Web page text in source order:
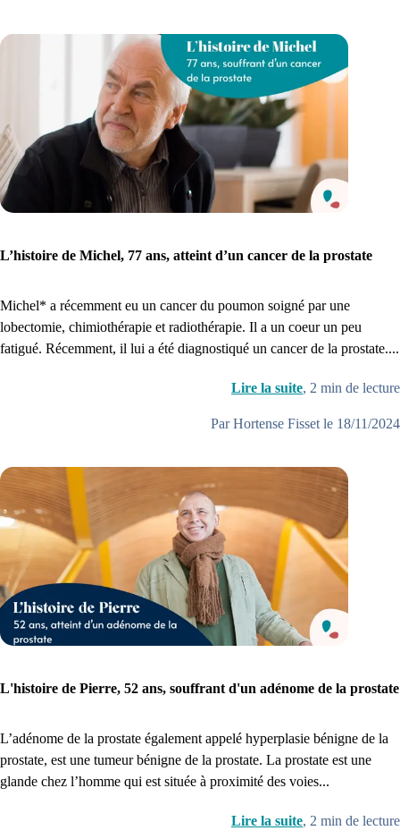
L’histoire de Michel, 77 ans, atteint d’un cancer de la prostate
Michel* a récemment eu un cancer du poumon soigné par une
lobectomie, chimiothérapie et radiothérapie. Il a un coeur un peu
fatigué. Récemment, il lui a été diagnostiqué un cancer de la prostate....
Lire la suite, 2 min de lecture
Par Hortense Fisset le 18/11/2024
L'histoire de Pierre, 52 ans, souffrant d'un adénome de la prostate
L’adénome de la prostate également appelé hyperplasie bénigne de la
prostate, est une tumeur bénigne de la prostate. La prostate est une
glande chez l’homme qui est située à proximité des voies...
Lire la suite, 2 min de lecture